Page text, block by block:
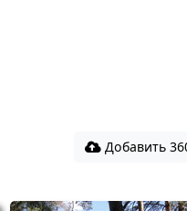
Добавить